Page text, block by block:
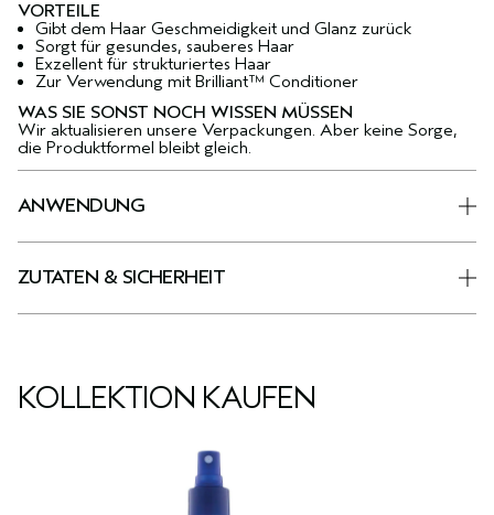
VORTEILE
Gibt dem Haar Geschmeidigkeit und Glanz zurück
Sorgt für gesundes, sauberes Haar
Exzellent für strukturiertes Haar
Zur Verwendung mit Brilliant™ Conditioner
WAS SIE SONST NOCH WISSEN MÜSSEN
Wir aktualisieren unsere Verpackungen. Aber keine Sorge,
die Produktformel bleibt gleich.
ANWENDUNG
ZUTATEN & SICHERHEIT
KOLLEKTION KAUFEN